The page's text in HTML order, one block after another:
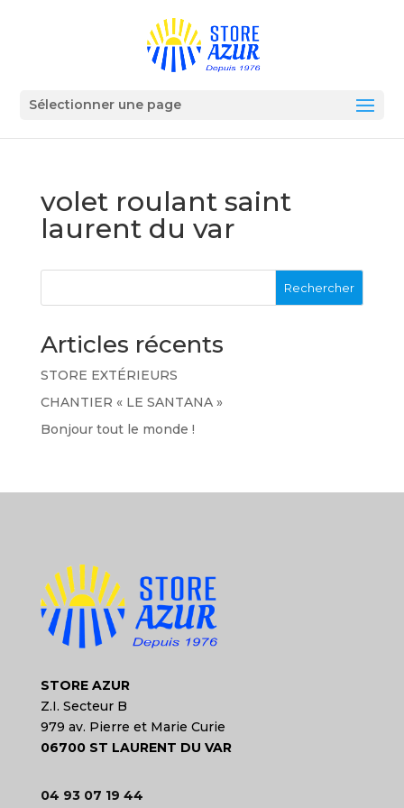
Sélectionner une page
volet roulant saint
laurent du var
Rechercher
Articles récents
STORE EXTÉRIEURS
CHANTIER « LE SANTANA »
Bonjour tout le monde !
STORE AZUR
Z.I. Secteur B
979 av. Pierre et Marie Curie
06700 ST LAURENT DU VAR
04 93 07 19 44